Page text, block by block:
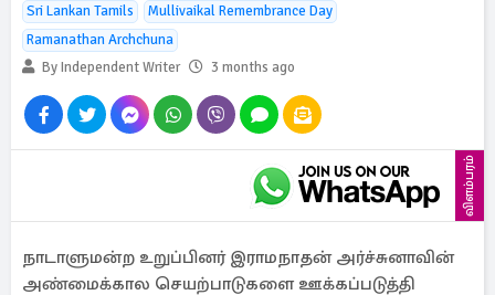
Sri Lankan Tamils
Mullivaikal Remembrance Day
Ramanathan Archchuna
By Independent Writer
3 months ago
விளம்பரம்
நாடாளுமன்ற உறுப்பினர் இராமநாதன் அர்ச்சுனாவின்
அண்மைக்கால செயற்பாடுகளை ஊக்கப்படுத்தி